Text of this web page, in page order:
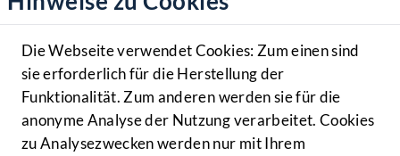
Benutzer
Navigationsmenü öffnen
MENÜ
Die Webseite verwendet Cookies: Zum einen sind
sie erforderlich für die Herstellung der
Funktionalität. Zum anderen werden sie für die
anonyme Analyse der Nutzung verarbeitet. Cookies
zu Analysezwecken werden nur mit Ihrem
Einlangen NR
Ausschussberatungen NR
Plenarberatungen NR
Einlangen BR